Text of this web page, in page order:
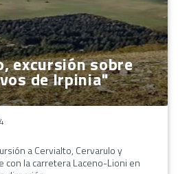
excursión sobre
de Irpinia"
a Cervialto, Cervarulo y
con la carretera Laceno-Lioni en